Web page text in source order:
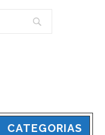
CATEGORIAS